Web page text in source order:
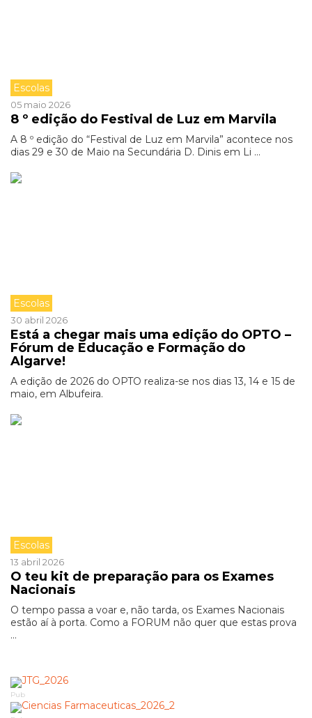
Escolas
05 maio 2026
8 º edição do Festival de Luz em Marvila
A 8 º edição do “Festival de Luz em Marvila” acontece nos
dias 29 e 30 de Maio na Secundária D. Dinis em Li ...
Escolas
30 abril 2026
Está a chegar mais uma edição do OPTO –
Fórum de Educação e Formação do
Algarve!
A edição de 2026 do OPTO realiza-se nos dias 13, 14 e 15 de
maio, em Albufeira.
Escolas
13 abril 2026
O teu kit de preparação para os Exames
Nacionais
O tempo passa a voar e, não tarda, os Exames Nacionais
estão aí à porta. Como a FORUM não quer que estas prova
...
Pub